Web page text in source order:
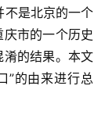
不是北京的一个
庆市的一个历史
淆的结果。本文
”的由来进行总